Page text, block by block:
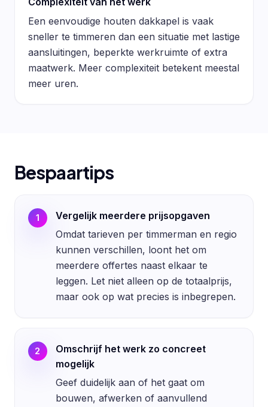
Een eenvoudige houten dakkapel is vaak
sneller te timmeren dan een situatie met lastige
aansluitingen, beperkte werkruimte of extra
maatwerk. Meer complexiteit betekent meestal
meer uren.
Bespaartips
1
Vergelijk meerdere prijsopgaven
Omdat tarieven per timmerman en regio
kunnen verschillen, loont het om
meerdere offertes naast elkaar te
leggen. Let niet alleen op de totaalprijs,
maar ook op wat precies is inbegrepen.
2
Omschrijf het werk zo concreet
mogelijk
Geef duidelijk aan of het gaat om
bouwen, afwerken of aanvullend